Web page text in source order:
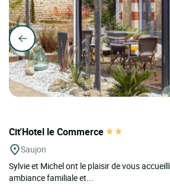
Cit'Hotel le Commerce
Saujon
Sylvie et Michel ont le plaisir de vous
ambiance familiale et...